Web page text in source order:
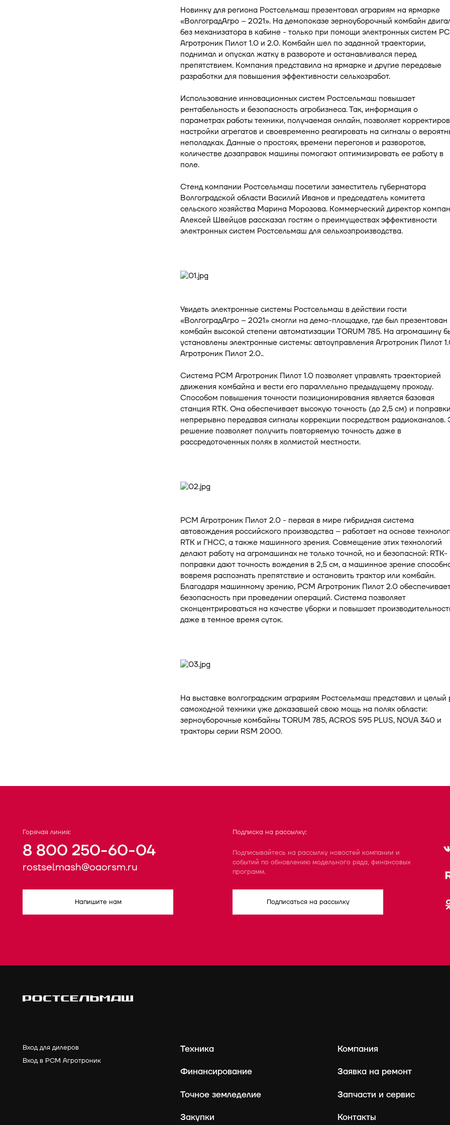
Новинку для региона Ростсельмаш презентовал аграриям на ярмарке
«ВолгоградАгро – 2021». На демопоказе зерноуборочный комбайн
без механизатора в кабине - только при помощи электронных систем
Агротроник Пилот 1.0 и 2.0. Комбайн шел по заданной траектории,
поднимал и опускал жатку в развороте и останавливался перед
препятствием. Компания представила на ярмарке и другие передовые
разработки для повышения эффективности сельхозработ.
Использование инновационных систем Ростсельмаш повышает
рентабельность и безопасность агробизнеса. Так, информация о
параметрах работы техники, получаемая онлайн, позволяет
настройки агрегатов и своевременно реагировать на сигналы о
неполадках. Данные о простоях, времени перегонов и разворотов,
количестве дозаправок машины помогают оптимизировать ее работу в
поле.
Стенд компании Ростсельмаш посетили заместитель губернатора
Волгоградской области Василий Иванов и председатель комитета
сельского хозяйства Марина Морозова. Коммерческий директор
Алексей Швейцов рассказал гостям о преимуществах эффективности
электронных систем Ростсельмаш для сельхозпроизводства.
Увидеть электронные системы Ростсельмаш в действии гости
«ВолгоградАгро – 2021» смогли на демо-площадке, где был презентован
комбайн высокой степени автоматизации TORUM 785. На агромашину
установлены электронные системы: автоуправления Агротроник Пилот
Агротроник Пилот 2.0..
Система РСМ Агротроник Пилот 1.0 позволяет управлять траекторией
движения комбайна и вести его параллельно предыдущему проходу.
Способом повышения точности позиционирования является базовая
станция RТК. Она обеспечивает высокую точность (до 2,5 см) и
непрерывно передавая сигналы коррекции посредством радиоканалов.
решение позволяет получить повторяемую точность даже в
рассредоточенных полях в холмистой местности.
РСМ Агротроник Пилот 2.0 - первая в мире гибридная система
автовождения российского производства – работает на основе
RTK и ГНСС, а также машинного зрения. Совмещение этих технологий
делают работу на агромашинах не только точной, но и безопасной: RTK-
поправки дают точность вождения в 2,5 см, а машинное зрение
вовремя распознать препятствие и остановить трактор или комбайн.
Благодаря машинному зрению, РСМ Агротроник Пилот 2.0
безопасность при проведении операций. Система позволяет
сконцентрироваться на качестве уборки и повышает
даже в темное время суток.
На выставке волгоградским аграриям Ростсельмаш представил и целый
самоходной техники уже доказавшей свою мощь на полях области:
зерноуборочные комбайны TORUM 785, ACROS 595 PLUS, NOVA 340 и
тракторы серии RSM 2000.
Горячая линия:
8 800 250-60-04
rostselmash@oaorsm.ru
Напишите нам
Подписка на рассылку:
Подписывайтесь на рассылку новостей компании и
событий по обновлению модельного ряда, финансовых
программ.
Подписаться на рассылку
Вход для дилеров
Вход в РСМ Агротроник
Техника
Финансирование
Точное земледелие
Закупки
Компания
Заявка на ремонт
Запчасти и сервис
Контакты